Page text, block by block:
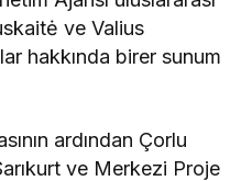
ve Valius
hakkında birer sunum
ardından Çorlu
ve Merkezi Proje